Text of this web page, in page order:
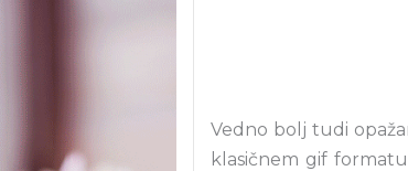
Vedno bolj tudi
klasičnem gif